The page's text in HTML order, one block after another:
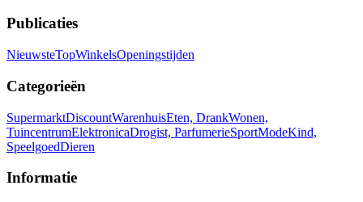
Publicaties
NieuwsteTopWinkelsOpeningstijden
Categorieën
SupermarktDiscountWarenhuisEten, DrankWonen,
TuincentrumElektronicaDrogist, ParfumerieSportModeKind,
SpeelgoedDieren
Informatie